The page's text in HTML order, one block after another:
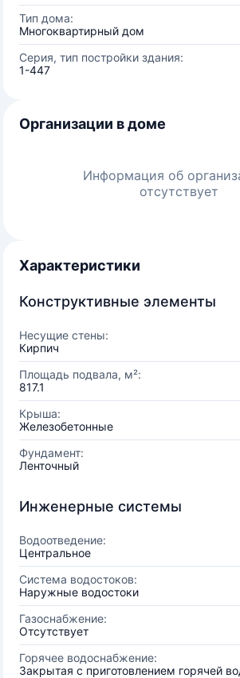
Тип дома:
Многоквартирный дом
Серия, тип постройки здания:
1-447
Организации в доме
Информация об
отсутствует
Характеристики
Конструктивные элементы
Несущие стены:
Кирпич
Площадь подвала, м²:
817.1
Крыша:
Железобетонные
Фундамент:
Ленточный
Инженерные системы
Водоотведение:
Центральное
Система водостоков:
Наружные водостоки
Газоснабжение:
Отсутствует
Горячее водоснабжение:
Закрытая с приготовлением горячей